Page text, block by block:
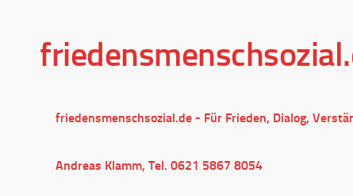
friedensmenschsozial.de - Für Frieden, Dialog,
Andreas Klamm, Tel. 0621 5867 8054